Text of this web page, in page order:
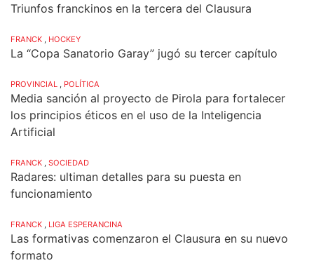
Triunfos franckinos en la tercera del Clausura
FRANCK , HOCKEY
La “Copa Sanatorio Garay” jugó su tercer capítulo
PROVINCIAL , POLÍTICA
Media sanción al proyecto de Pirola para fortalecer
los principios éticos en el uso de la Inteligencia
Artificial
FRANCK , SOCIEDAD
Radares: ultiman detalles para su puesta en
funcionamiento
FRANCK , LIGA ESPERANCINA
Las formativas comenzaron el Clausura en su nuevo
formato